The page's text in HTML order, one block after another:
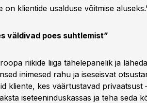
klientide usalduse võitmise
väldivad poes suhtlemist”
riikide liiga tähelepanelik ja
inimesed rahu ja iseseisvat
kliente, kes väärtustavad privaatsust
iseteeninduskassas ja teha seda